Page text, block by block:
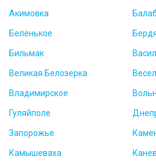
Акимовка
Беленькое
Бильмак
Великая Белозерка
Владимирское
Гуляйполе
Запорожье
Камышеваха